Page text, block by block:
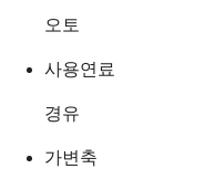
오토
사용연료
경유
가변축